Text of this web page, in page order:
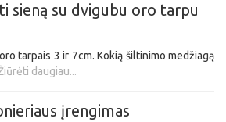
sieną su dvigubu oro tarpu
tarpais 3 ir 7cm. Kokią šiltinimo medžiagą
daugiau...
įrengimas